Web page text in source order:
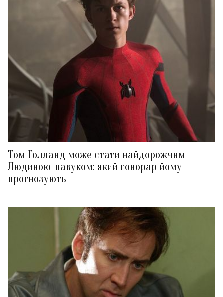
Том Голланд може стати найдорожчим
Людиною-павуком: який гонорар йому
прогнозують